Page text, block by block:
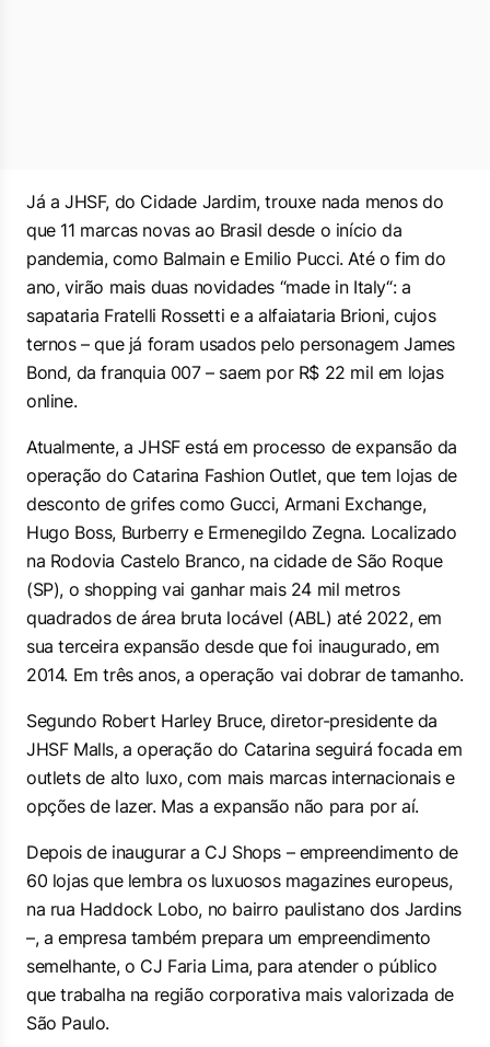
Já a JHSF, do Cidade Jardim, trouxe nada menos do
que 11 marcas novas ao Brasil desde o início da
pandemia, como Balmain e Emilio Pucci. Até o fim do
ano, virão mais duas novidades “made in Italy“: a
sapataria Fratelli Rossetti e a alfaiataria Brioni, cujos
ternos – que já foram usados pelo personagem James
Bond, da franquia 007 – saem por R$ 22 mil em lojas
online.
Atualmente, a JHSF está em processo de expansão da
operação do Catarina Fashion Outlet, que tem lojas de
desconto de grifes como Gucci, Armani Exchange,
Hugo Boss, Burberry e Ermenegildo Zegna. Localizado
na Rodovia Castelo Branco, na cidade de São Roque
(SP), o shopping vai ganhar mais 24 mil metros
quadrados de área bruta locável (ABL) até 2022, em
sua terceira expansão desde que foi inaugurado, em
2014. Em três anos, a operação vai dobrar de tamanho.
Segundo Robert Harley Bruce, diretor-presidente da
JHSF Malls, a operação do Catarina seguirá focada em
outlets de alto luxo, com mais marcas internacionais e
opções de lazer. Mas a expansão não para por aí.
Depois de inaugurar a CJ Shops – empreendimento de
60 lojas que lembra os luxuosos magazines europeus,
na rua Haddock Lobo, no bairro paulistano dos Jardins
–, a empresa também prepara um empreendimento
semelhante, o CJ Faria Lima, para atender o público
que trabalha na região corporativa mais valorizada de
São Paulo.